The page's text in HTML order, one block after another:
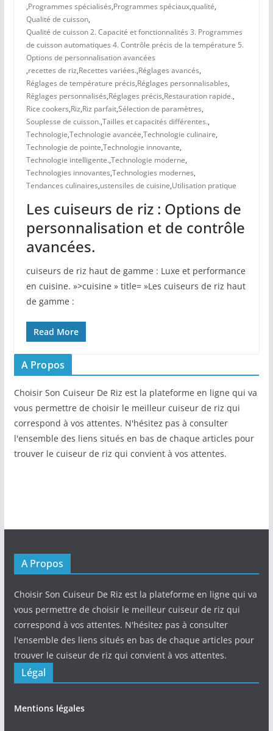
,Programmes spécialisés,Programmes spéciaux,qualité,
Qualité de cuisson,
Qualité de cuisson 2. Capacité et fonctionnalités 3. Programmes
de cuisson automatiques 4. Contrôle précis de la température 5.
Options de personnalisation avancées
,recettes de riz,Recettes variées.,Réglages avancés,
Réglages de température précis,Réglages personnalisables,
Réglages personnalisés,Réglages précis,Restauration rapide.,
Rice cookers,Riz,Riz parfait,Sélection de paramètres,
Souplesse de cuisson.,Tailles et capacités différentes.,
Technologie,Technologie avancée,Technologie culinaire,
Technologie de pointe,Technologie innovante,
Technologie intelligente.,Technologie moderne,
Technologies innovantes,Technologies modernes,
Tendances culinaires,ustensiles de cuisine,Utilisation pratique
Les cuiseurs de riz : Options de
personnalisation et de contrôle
avancées.
cuiseurs de riz haut de gamme : Luxe et performance
en cuisine. »>cuisine » title= »Les cuiseurs de riz haut
de gamme :
Read More
A Propos
Choisir Son Cuiseur De Riz est la plateforme en ligne qui va
vous permettre de choisir le meilleur cuiseur de riz qui
correspond à vos attentes. N'hésitez pas à consulter
l'ensemble des liens situés en bas de chaque articles pour
trouver le cuiseur de riz qui convient à vos attentes.
A Propos
Choisir Son Cuiseur De Riz est la plateforme en ligne qui va
vous permettre de choisir le meilleur cuiseur de riz qui
correspond à vos attentes. N'hésitez pas à consulter
l'ensemble des liens situés en bas de chaque articles pour
trouver le cuiseur de riz qui convient à vos attentes.
Légal
Mentions légales